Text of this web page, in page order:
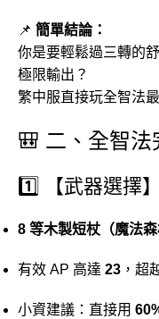
📌 簡單結論：
你是要輕鬆過三轉的
極限輸出？
繁中服直接玩全智法最
🎒 二、 全智法
1️⃣ 【武器選擇】
8 等木製短杖（魔法
有效 AP 高達 23 ， 超
小資建議： 直接用